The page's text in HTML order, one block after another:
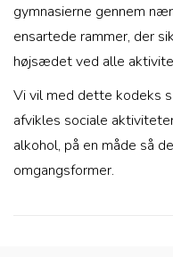
gymnasierne gennem
ensartede rammer, der
højsædet ved alle
Vi vil med dette kodeks
afvikles sociale
alkohol, på en måde så
omgangsformer.